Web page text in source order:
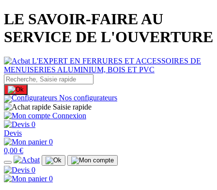
LE SAVOIR-FAIRE AU
SERVICE DE L'OUVERTURE
Nos configurateurs
Saisie rapide
Connexion
0
Devis
0
0,00 €
0
0